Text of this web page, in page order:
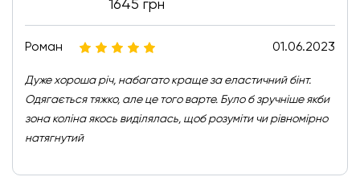
1645 грн
Роман 01.06.2023
Дуже хороша річ, набагато краще за еластичний бінт.
Одягається тяжко, але це того варте. Було б зручніше якби
зона коліна якось виділялась, щоб розуміти чи рівномірно
натягнутий